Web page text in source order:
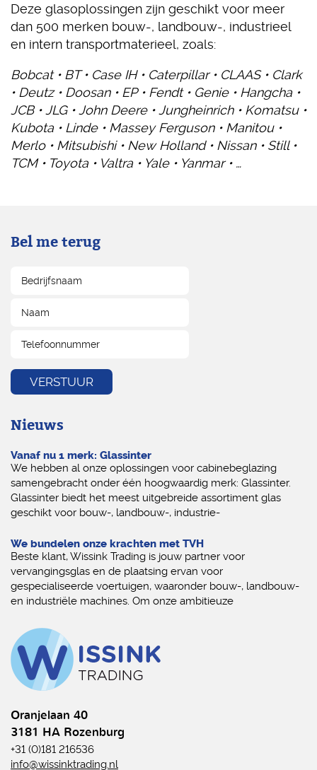
Deze glasoplossingen zijn geschikt voor meer
dan 500 merken bouw-, landbouw-, industrieel
en intern transportmaterieel, zoals:
Bobcat • BT • Case IH • Caterpillar • CLAAS • Clark
• Deutz • Doosan • EP • Fendt • Genie • Hangcha •
JCB • JLG • John Deere • Jungheinrich • Komatsu •
Kubota • Linde • Massey Ferguson • Manitou •
Merlo • Mitsubishi • New Holland • Nissan • Still •
TCM • Toyota • Valtra • Yale • Yanmar • …
Bel me terug
Nieuws
Vanaf nu 1 merk: Glassinter
We hebben al onze oplossingen voor cabinebeglazing
samengebracht onder één hoogwaardig merk: Glassinter.
Glassinter biedt het meest uitgebreide assortiment glas
geschikt voor bouw-, landbouw-, industrie-
We bundelen onze krachten met TVH
Beste klant, Wissink Trading is jouw partner voor
vervangingsglas en de plaatsing ervan voor
gespecialiseerde voertuigen, waaronder bouw-, landbouw-
en industriële machines. Om onze ambitieuze
Oranjelaan 40
3181 HA Rozenburg
+31 (0)181 216536
info@wissinktrading.nl